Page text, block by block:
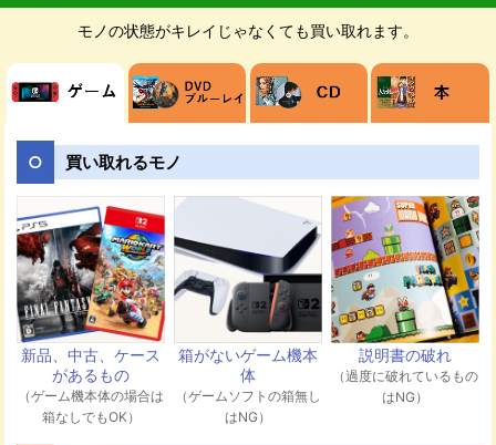
売りたい商品を梱包してください。発送時
の商品破損を防ぐためにダンボールに隙間
ご指定の日時に佐川急便の担当者が、送り
状を持ってご自宅までお荷物を受け取りに
伺います。
発送先住所
モノの状態がキレイじゃなくても買い取れます。
買い取れるモノ
新品、中古、ケース
があるもの
（ゲーム機本体の場合は
箱なしでもOK）
箱がないゲーム機本
体
（ゲームソフトの箱無し
はNG）
説明書の破れ
（過度に破れているもの
はNG）